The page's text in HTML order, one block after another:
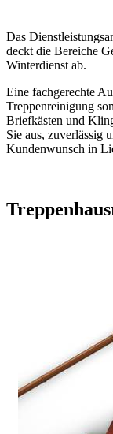
Das
deckt die Bereiche
Winterdienst ab.
Eine fachgerechte
Treppenreinigung
Briefkästen und
Sie aus, zuverlässig
Kundenwunsch in